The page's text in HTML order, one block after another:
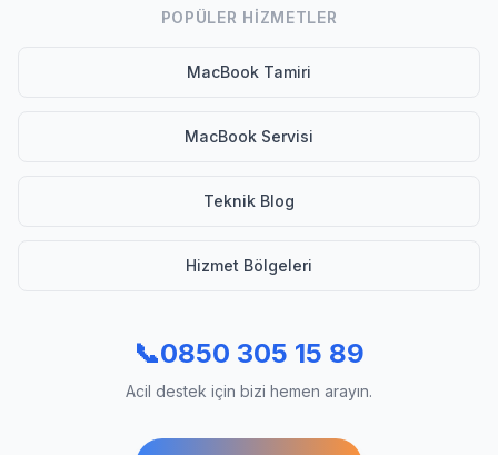
POPÜLER HIZMETLER
MacBook Tamiri
MacBook Servisi
Teknik Blog
Hizmet Bölgeleri
📞0850 305 15 89
Acil destek için bizi hemen arayın.